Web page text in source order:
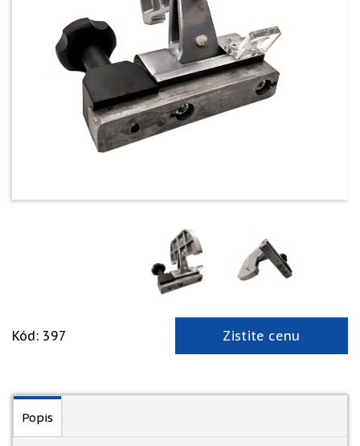
Kód: 397 Zistite cenu
Popis